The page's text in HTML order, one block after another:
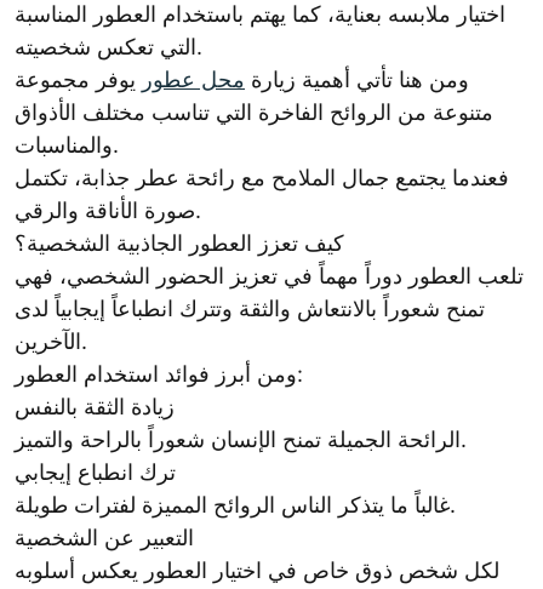
اختيار ملابسه بعناية، كما يهتم باستخدام العطور المناسبة
التي تعكس شخصيته.
ومن هنا تأتي أهمية زيارة محل عطور يوفر مجموعة
متنوعة من الروائح الفاخرة التي تناسب مختلف الأذواق
والمناسبات.
فعندما يجتمع جمال الملامح مع رائحة عطر جذابة، تكتمل
صورة الأناقة والرقي.
كيف تعزز العطور الجاذبية الشخصية؟
تلعب العطور دوراً مهماً في تعزيز الحضور الشخصي، فهي
تمنح شعوراً بالانتعاش والثقة وتترك انطباعاً إيجابياً لدى
الآخرين.
ومن أبرز فوائد استخدام العطور:
زيادة الثقة بالنفس
الرائحة الجميلة تمنح الإنسان شعوراً بالراحة والتميز.
ترك انطباع إيجابي
غالباً ما يتذكر الناس الروائح المميزة لفترات طويلة.
التعبير عن الشخصية
لكل شخص ذوق خاص في اختيار العطور يعكس أسلوبه